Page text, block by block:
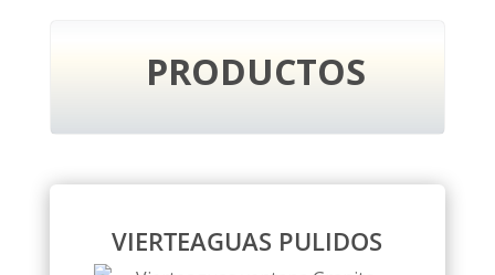
PRODUCTOS
VIERTEAGUAS PULIDOS